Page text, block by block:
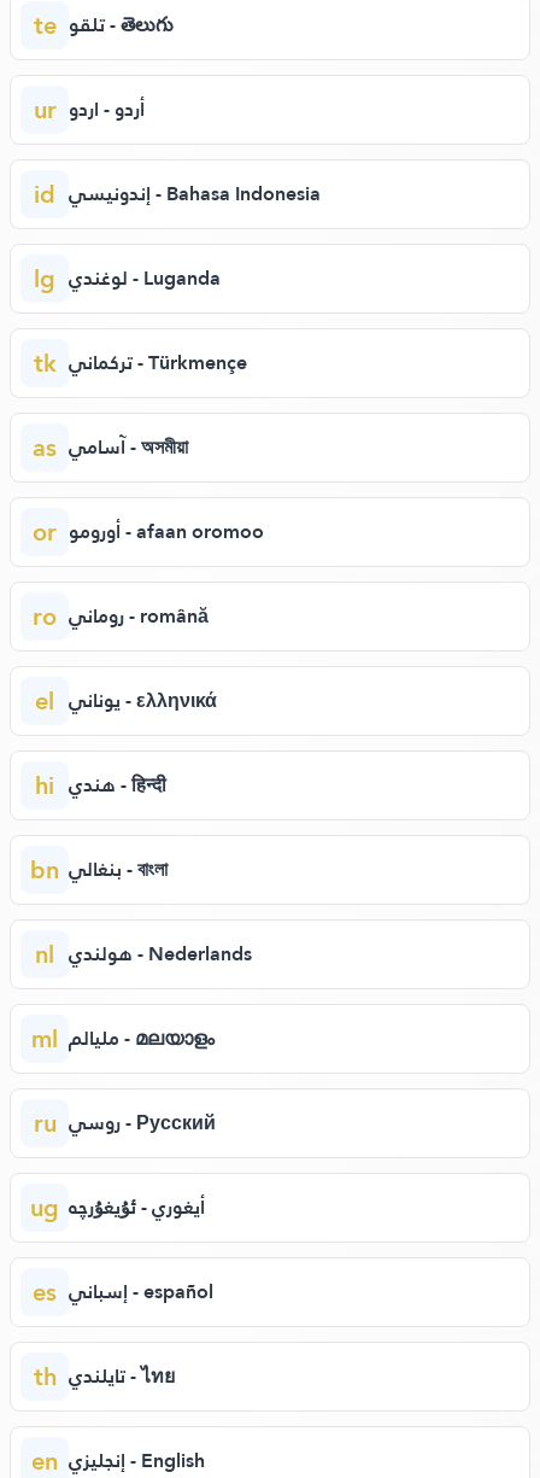
te تلقو - తెలుగు
ur أردو - اردو
id إندونيسي - Bahasa Indonesia
lg لوغندي - Luganda
tk تركماني - Türkmençe
as آسامي - অসমীয়া
or أورومو - afaan oromoo
ro روماني - română
el يوناني - ελληνικά
hi هندي - हिन्दी
bn بنغالي - বাংলা
nl هولندي - Nederlands
ml مليالم - മലയാളം
ru روسي - Русский
ug أيغوري - ئۇيغۇرچە
es إسباني - español
th تايلندي - ไทย
en إنجليزي - English